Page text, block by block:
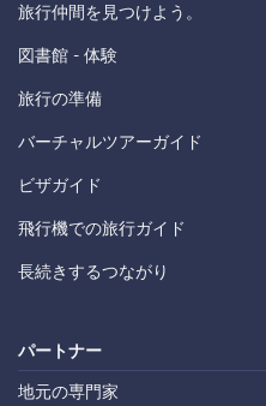
旅行仲間を見つけよう。
図書館 - 体験
旅行の準備
バーチャルツアーガイド
ビザガイド
飛行機での旅行ガイド
長続きするつながり
パートナー
地元の専門家